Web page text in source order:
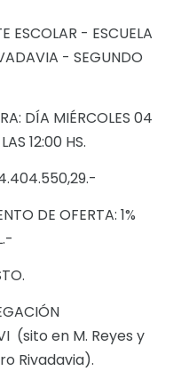
ESCOLAR - ESCUELA
- SEGUNDO
DÍA MIÉRCOLES 04
12:00 HS.
DE OFERTA: 1%
(sito en M. Reyes y
Rivadavia).